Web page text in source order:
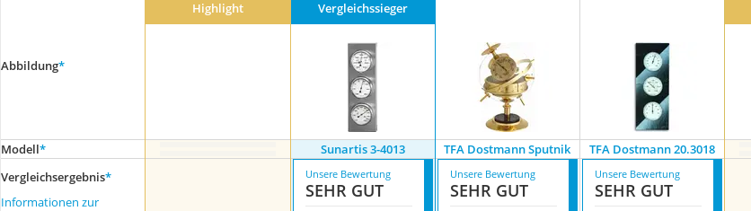
Abbildung*
Highlight Vergleichssieger
Modell* Sunartis 3-4013 TFA Dostmann Sputnik TFA Dostmann 20.3018
Vergleichsergebnis*
Informationen zur
Unsere Bewertung
SEHR GUT
Unsere Bewertung
SEHR GUT
Unsere Bewertung
SEHR GUT